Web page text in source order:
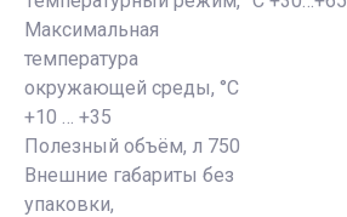
Максимальная
температура
окружающей среды, °С
+10 … +35
Полезный объём, л 750
Внешние габариты без
упаковки,